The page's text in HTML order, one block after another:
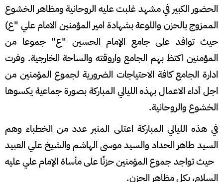
الحضور الكبير في مشهد غلبت عليه الروحانية ومظاهر الخشوع
الممزوج بالحزن واللوعة بشهادة امير المؤمنين الامام علي "ع)
حيث توافد على جامع الإمام الحسين "ع" جموعا من
المؤمنين اكتظ بهم الجامع واروقته والساحة الخارجية. وفرت
ادارة الجامع كافة الاحتياجات الضرورية لجموع المؤمنين من
اجل أداء الاعمال بهذه الليالي المباركة بصورة جماعية يكسوها
الخشوع والروحانية.
في هذه الليالي المباركة اعتلى المنبر عدد من الخطباء وهم
السيد طاهر الحداد والسيد موسى الهاشم والشيخ علي العبيد
حيث تواجد جموع المؤمنين حزنًا على مأساة الإمام علي عليه
السلام، بكل مظاهر الحزن.